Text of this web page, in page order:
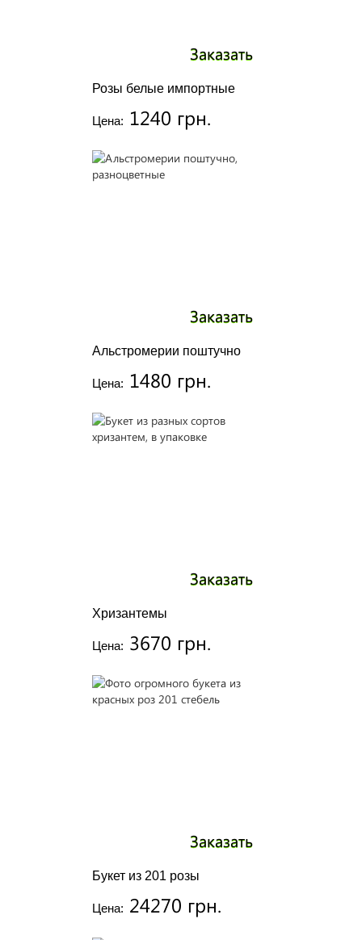
Розы белые импортные
Цена: 1240 грн.
Заказать
Альстромерии поштучно
Цена: 1480 грн.
Заказать
Хризантемы
Цена: 3670 грн.
Заказать
Букет из 201 розы
Цена: 24270 грн.
Заказать